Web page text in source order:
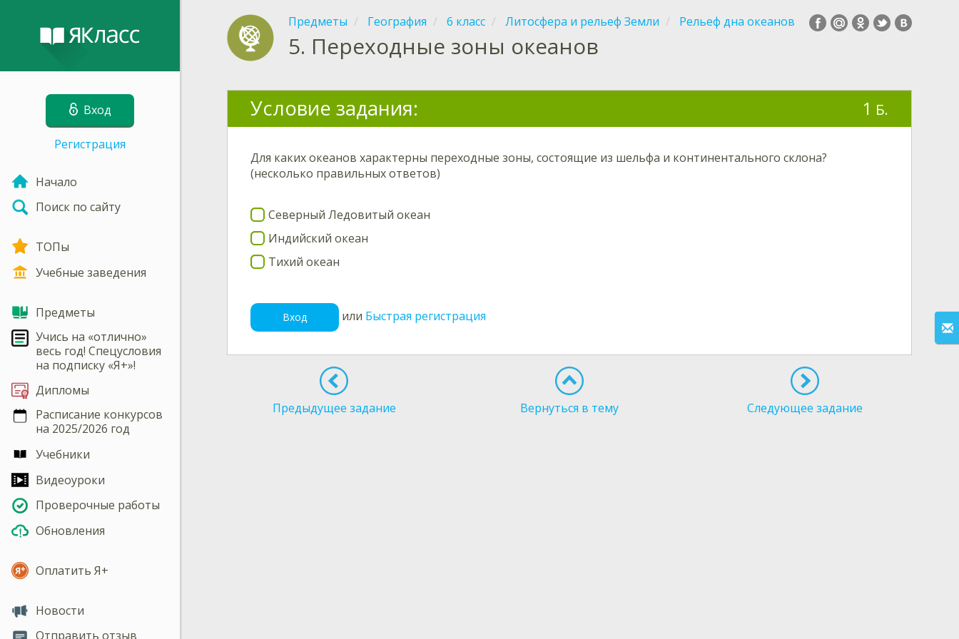
Вход
Регистрация
Начало
Поиск по сайту
ТОПы
Учебные заведения
Предметы
Учись на «отлично»
весь год! Спецусловия
на подписку «Я+»!
Дипломы
Расписание конкурсов
на 2025/2026 год
Учебники
Видеоуроки
Проверочные работы
Обновления
Оплатить Я+
Новости
Отправить отзыв
Предметы География 6 класс Литосфера и рельеф Земли Рельеф дна океанов
5. Переходные зоны океанов
Условие задания: 1 Б.
Для каких океанов характерны переходные зоны, состоящие из шельфа и континентального склона?
(несколько правильных ответов)
Северный Ледовитый океан
Индийский океан
Тихий океан
Вход или Быстрая регистрация
Предыдущее задание Вернуться в тему Следующее задание